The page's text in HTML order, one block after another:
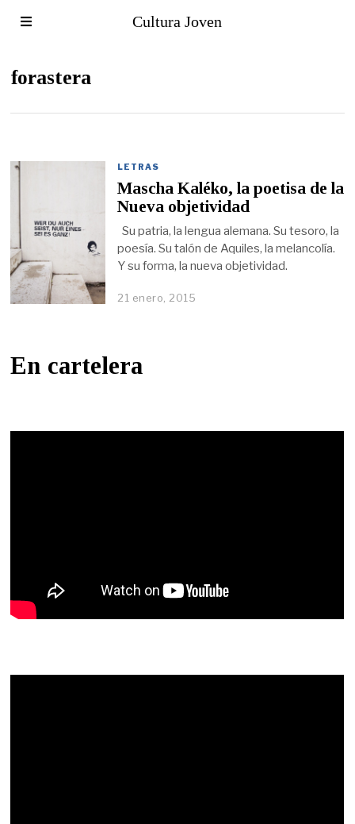
Cultura Joven
forastera
LETRAS
Mascha Kaléko, la poetisa de la
Nueva objetividad
Su patria, la lengua alemana. Su tesoro, la
poesía. Su talón de Aquiles, la melancolía.
Y su forma, la nueva objetividad.
21 enero, 2015
En cartelera